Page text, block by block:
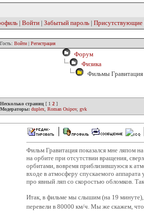
| Войти | Забытый пароль | Присутствующие
Войти | Регистрация
Форум
Физика
Фильмы Гравитация
Несколько страниц [ 1 2 ]
Модераторы: duplex Roman Osipov, gvk
Фильм Гравитация показался мне ляпом
на орбите при отсутствии вращения,
орбитами, вовремя приблизившуюся к
входе в атмосферу спускаемого
про явный ляп со скоростью обломков.
Итак, в фильме мы слышим (на 19 минуте),
перевели в 80000 км/ч. Мы же скажем,